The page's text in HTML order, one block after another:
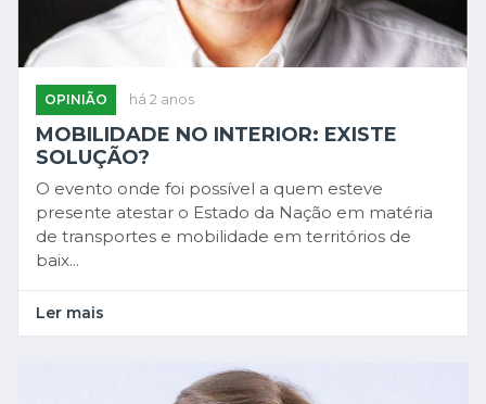
OPINIÃO há 2 anos
MOBILIDADE NO INTERIOR: EXISTE
SOLUÇÃO?
O evento onde foi possível a quem esteve
presente atestar o Estado da Nação em matéria
de transportes e mobilidade em territórios de
baix...
Ler mais